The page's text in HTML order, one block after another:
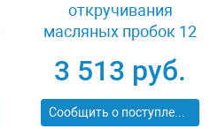
откручивания
масляных пробок 12
AI030002
3 513 руб.
Сообщить о поступлении